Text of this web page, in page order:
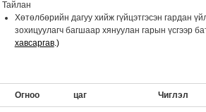
Тайлан
Хөтөлбөрийн дагуу хийж гүйцэтгэсэн гардан
зохицуулагч багшаар хянуулан гарын үсгээр
хавсаргав.)
Огноо цаг Чиглэл